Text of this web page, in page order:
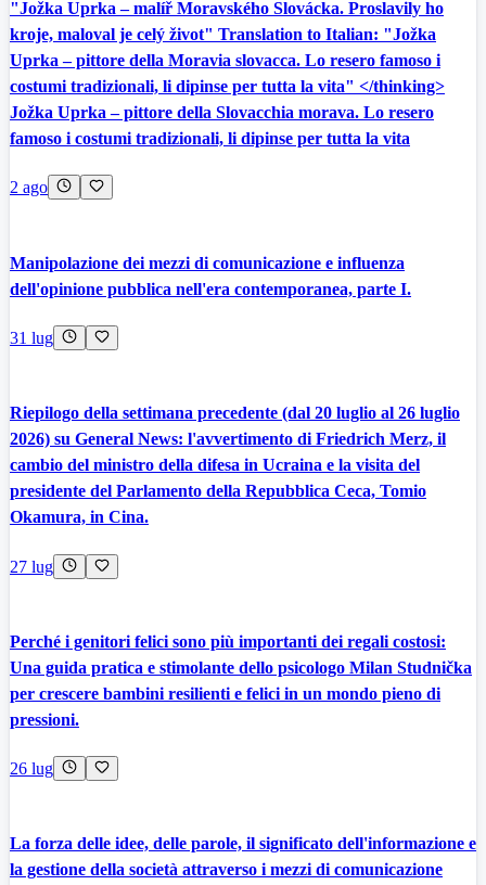
"Jožka Uprka – malíř Moravského Slovácka. Proslavily ho
kroje, maloval je celý život" Translation to Italian: "Jožka
Uprka – pittore della Moravia slovacca. Lo resero famoso i
costumi tradizionali, li dipinse per tutta la vita" </thinking>
Jožka Uprka – pittore della Slovacchia morava. Lo resero
famoso i costumi tradizionali, li dipinse per tutta la vita
2 ago
Manipolazione dei mezzi di comunicazione e influenza
dell'opinione pubblica nell'era contemporanea, parte I.
31 lug
Riepilogo della settimana precedente (dal 20 luglio al 26 luglio
2026) su General News: l'avvertimento di Friedrich Merz, il
cambio del ministro della difesa in Ucraina e la visita del
presidente del Parlamento della Repubblica Ceca, Tomio
Okamura, in Cina.
27 lug
Perché i genitori felici sono più importanti dei regali costosi:
Una guida pratica e stimolante dello psicologo Milan Studnička
per crescere bambini resilienti e felici in un mondo pieno di
pressioni.
26 lug
La forza delle idee, delle parole, il significato dell'informazione e
la gestione della società attraverso i mezzi di comunicazione